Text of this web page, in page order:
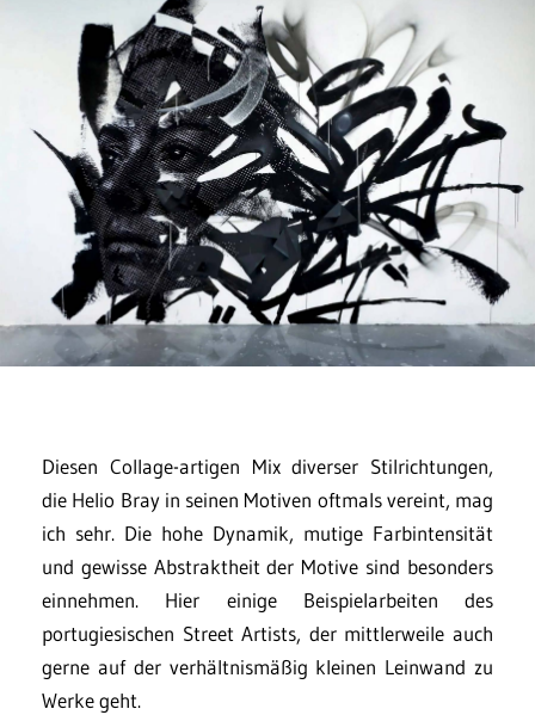
Diesen Collage-artigen Mix diverser Stilrichtungen,
die Helio Bray in seinen Motiven oftmals vereint, mag
ich sehr. Die hohe Dynamik, mutige Farbintensität
und gewisse Abstraktheit der Motive sind besonders
einnehmen. Hier einige Beispielarbeiten des
portugiesischen Street Artists, der mittlerweile auch
gerne auf der verhältnismäßig kleinen Leinwand zu
Werke geht.